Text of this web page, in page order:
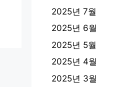
2025년 7월
2025년 6월
2025년 5월
2025년 4월
2025년 3월